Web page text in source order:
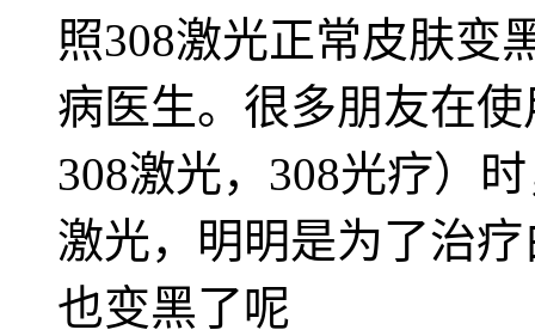
照308激光正常皮肤变
病医生。很多朋友在
308激光，308光疗）
激光，明明是为了治
也变黑了呢